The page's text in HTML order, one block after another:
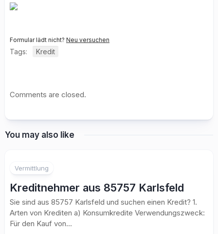
Formular lädt nicht? Neu versuchen
Tags: Kredit
Comments are closed.
You may also like
Vermittlung
Kreditnehmer aus 85757 Karlsfeld
Sie sind aus 85757 Karlsfeld und suchen einen Kredit? 1.
Arten von Krediten a) Konsumkredite Verwendungszweck:
Für den Kauf von...